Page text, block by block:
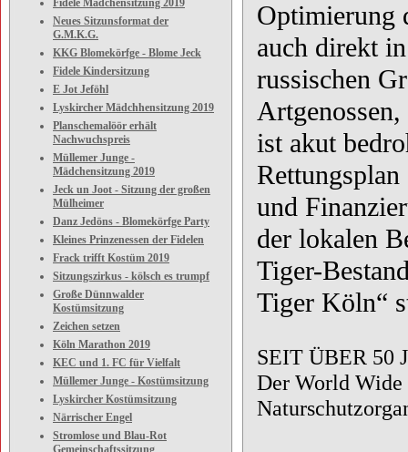
Fidele Mädchensitzung 2019
Neues Sitzunsformat der
G.M.K.G.
KKG Blomekörfge - Blome Jeck
Fidele Kindersitzung
E Jot Jeföhl
Lyskircher Mädchhensitzung 2019
Planschemalöör erhält
Nachwuchspreis
Müllemer Junge -
Mädchensitzung 2019
Jeck un Joot - Sitzung der großen
Mülheimer
Danz Jedöns - Blomekörfge Party
Kleines Prinzenessen der Fidelen
Frack trifft Kostüm 2019
Sitzungszirkus - kölsch es trumpf
Große Dünnwalder
Kostümsitzung
Zeichen setzen
Köln Marathon 2019
KEC und 1. FC für Vielfalt
Müllemer Junge - Kostümsitzung
Lyskircher Kostümsitzung
Närrischer Engel
Stromlose und Blau-Rot
Gemeinschaftssitzung
Optimierung
auch direkt
russischen
ist akut
und
der lokalen
Tiger-
Tiger Köln“
SEIT ÜBER 50
Der World Wide